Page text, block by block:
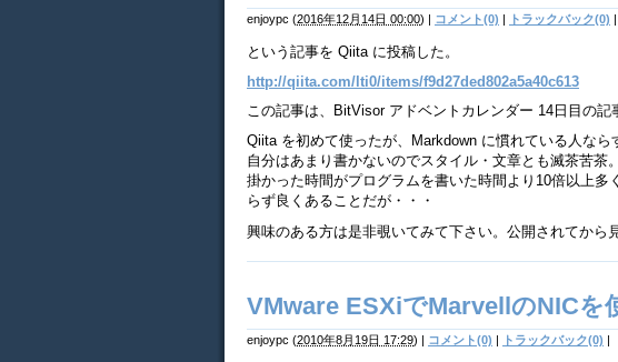
enjoypc (2016年12月14日 00:00) | コメント(0) | トラックバック(0) |
という記事を Qiita に投稿した。
http://qiita.com/lti0/items/f9d27ded802a5a40c613
この記事は、BitVisor アドベントカレンダー 14日目の記
Qiita を初めて使ったが、Markdown に慣れている人なら
自分はあまり書かないのでスタイル・文章とも滅茶苦茶
掛かった時間がプログラムを書いた時間より10倍以上多
らず良くあることだが・・・
興味のある方は是非覗いてみて下さい。公開されてから
VMware ESXiでMarvellのNICを
enjoypc (2010年8月19日 17:29) | コメント(0) | トラックバック(0) |